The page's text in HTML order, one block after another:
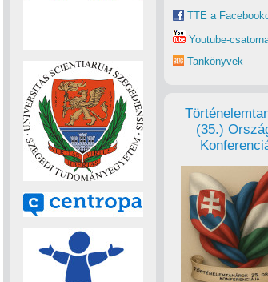
TTE a
Youtube-
Tankönyvek
(35.)